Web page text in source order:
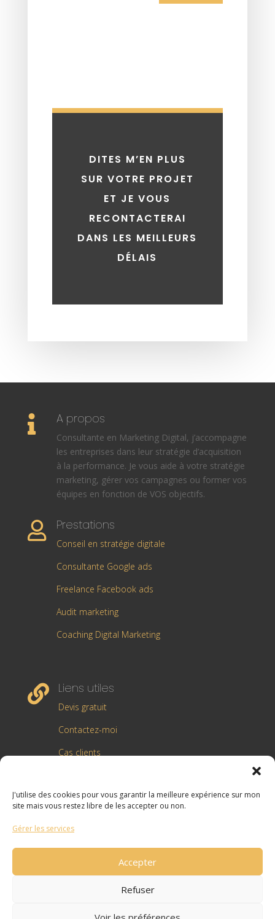
J'utilise des cookies pour vous garantir la meilleure expérience sur mon
site mais vous restez libre de les accepter ou non.
Gérer les services
Accepter
Refuser
DITES M’EN PLUS
SUR VOTRE PROJET
ET JE VOUS
RECONTACTERAI
DANS LES MEILLEURS
DÉLAIS
 A propos
Consultante en Marketing Digital, j’accompagne
les entreprises dans leur stratégie d’acquisition
à la performance. Je vous aide à votre stratégie
marketing, gérer vos campagnes ou former vos
équipes en fonction de VOS objectifs.
 Prestations
Conseil en stratégie digitale
Consultante Google ads
Freelance Facebook ads
Audit marketing
Coaching Digital Marketing
 Liens utiles
Devis gratuit
Contactez-moi
Cas clients
Rejoignez moi sur Linkedin
© 2025 | AG Optimize | Tous droits réservés |
Mentions légales